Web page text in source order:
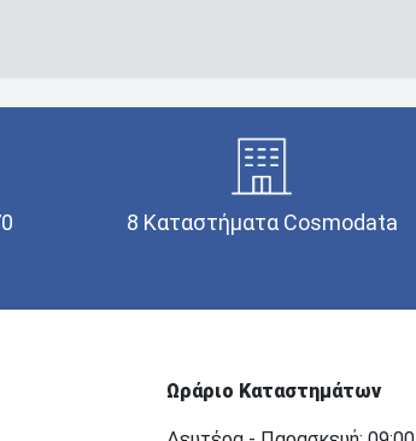
8 Καταστήματα Cosmodata
Ωράριο Καταστημάτων